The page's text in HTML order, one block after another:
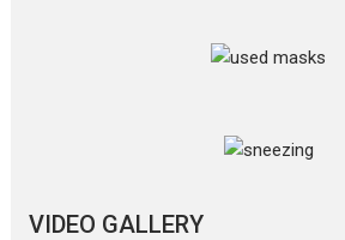
VIDEO GALLERY